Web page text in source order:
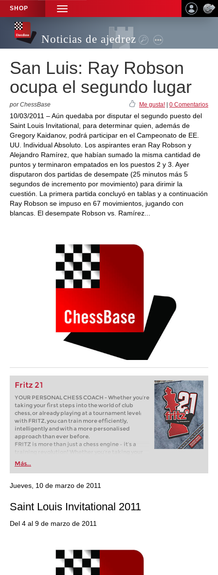
SHOP
TOGGLE
NAVIGATION
Noticias de ajedrez
San Luis: Ray Robson
ocupa el segundo lugar
por ChessBase Me gusta! 0 Comentarios
10/03/2011 – Aún quedaba por disputar el segundo puesto del
Saint Louis Invitational, para determinar quien, además de
Gregory Kaidanov, podrá participar en el Campeonato de EE.
UU. Individual Absoluto. Los aspirantes eran Ray Robson y
Alejandro Ramírez, que habían sumado la misma cantidad de
puntos y terminaron empatados en los puestos 2 y 3. Ayer
disputaron dos partidas de desempate (25 minutos más 5
segundos de incremento por movimiento) para dirimir la
cuestión. La primera partida concluyó en tablas y a continuación
Ray Robson se impuso en 67 movimientos, jugando con
blancas. El desempate Robson vs. Ramírez...
Fritz 21
YOUR PERSONAL CHESS COACH - Whether you’re
taking your first steps into the world of club
chess, or already playing at a tournament level:
with FRITZ, you can train more efficiently,
intelligently and with a more personalised
approach than ever before.
FRITZ is more than just a chess engine – it’s a
training revolution! Whether you’re taking your
first steps into the world of club chess, or already
playing at a tournament level: with FRITZ, you can
train more efficiently, intelligently and with a
more personalised approach than ever before.
Más...
Jueves, 10 de marzo de 2011
Saint Louis Invitational 2011
Del 4 al 9 de marzo de 2011